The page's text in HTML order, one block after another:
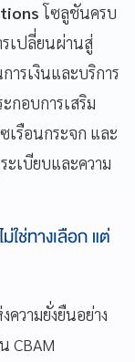
โซลูชันครบ
เปลี่ยนผ่านสู่
รเงินและบริการ
กอบการเสริม
เรือนกระจก และ
ะเบียบและความ
ใช่ทางเลือก แต่
วามยั่งยืนอย่าง
CBAM